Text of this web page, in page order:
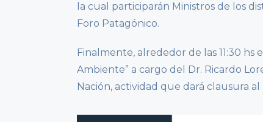
la cual participarán Ministros de los
Foro Patagónico.
Finalmente, alrededor de las 11:30 hs
Ambiente” a cargo del Dr. Ricardo
Nación, actividad que dará clausura